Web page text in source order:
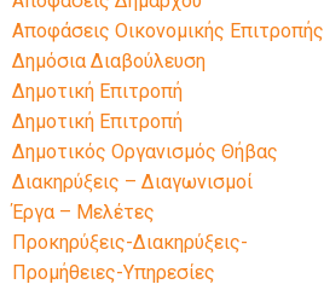
Αποφάσεις Οικονομικής Επιτροπής
Δημόσια Διαβούλευση
Δημοτική Επιτροπή
Δημοτική Επιτροπή
Δημοτικός Οργανισμός Θήβας
Διακηρύξεις – Διαγωνισμοί
Έργα – Μελέτες
Προκηρύξεις-Διακηρύξεις-
Προμήθειες-Υπηρεσίες